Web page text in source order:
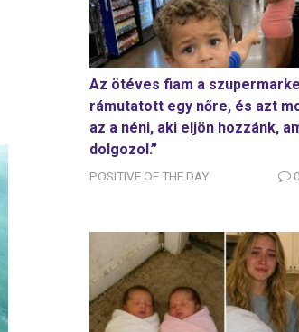
Az ötéves fiam a
rámutatott egy nőre, és azt
az a néni, aki eljön hozzánk,
dolgozol.”
POSITIVE OF THE DAY 0